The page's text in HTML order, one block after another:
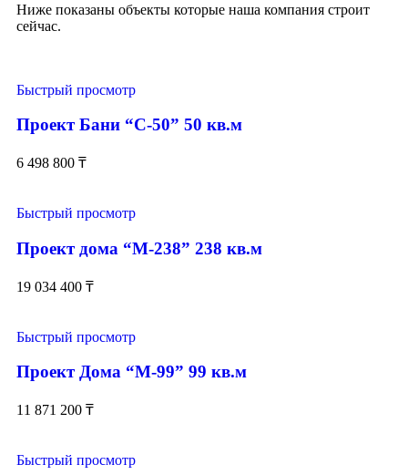
Ниже показаны объекты которые наша компания строит
сейчас.
Быстрый просмотр
Проект Бани “С-50” 50 кв.м
6 498 800 ₸
Быстрый просмотр
Проект дома “М-238” 238 кв.м
19 034 400 ₸
Быстрый просмотр
Проект Дома “М-99” 99 кв.м
11 871 200 ₸
Быстрый просмотр